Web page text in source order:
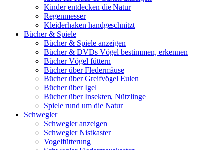
Kinder entdecken die Natur
Regenmesser
Kleiderhaken handgeschnitzt
Bücher & Spiele
Bücher & Spiele anzeigen
Bücher & DVDs Vögel bestimmen, erkennen
Bücher Vögel füttern
Bücher über Fledermäuse
Bücher über Greifvögel Eulen
Bücher über Igel
Bücher über Insekten, Nützlinge
Spiele rund um die Natur
Schwegler
Schwegler anzeigen
Schwegler Nistkasten
Vogelfütterung